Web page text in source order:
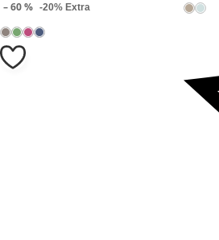
– 60 % -20% Extra